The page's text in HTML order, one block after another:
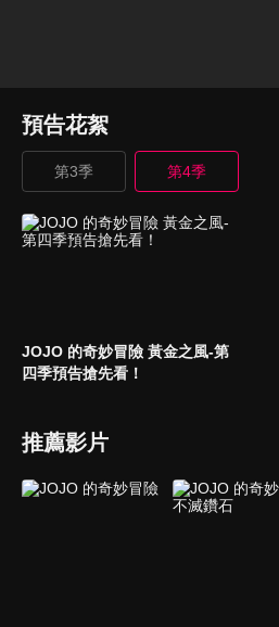
預告花絮
第3季 第4季
JOJO 的奇妙冒險 黃金之風-第
四季預告搶先看！
推薦影片